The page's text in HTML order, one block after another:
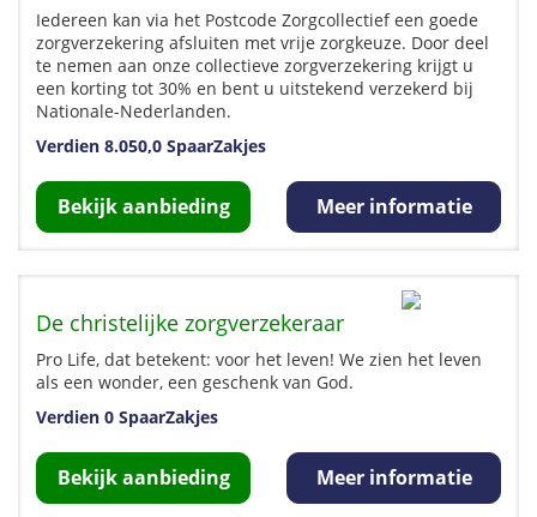
Iedereen kan via het Postcode Zorgcollectief een goede
zorgverzekering afsluiten met vrije zorgkeuze. Door deel
te nemen aan onze collectieve zorgverzekering krijgt u
een korting tot 30% en bent u uitstekend verzekerd bij
Nationale-Nederlanden.
Verdien 8.050,0 SpaarZakjes
Bekijk aanbieding Meer informatie
De christelijke zorgverzekeraar
Pro Life, dat betekent: voor het leven! We zien het leven
als een wonder, een geschenk van God.
Verdien 0 SpaarZakjes
Bekijk aanbieding Meer informatie